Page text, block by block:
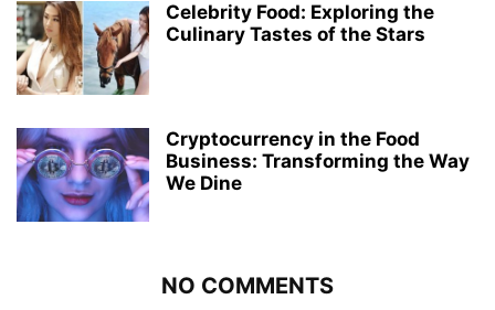
Celebrity Food: Exploring the
Culinary Tastes of the Stars
Cryptocurrency in the Food
Business: Transforming the Way
We Dine
NO COMMENTS